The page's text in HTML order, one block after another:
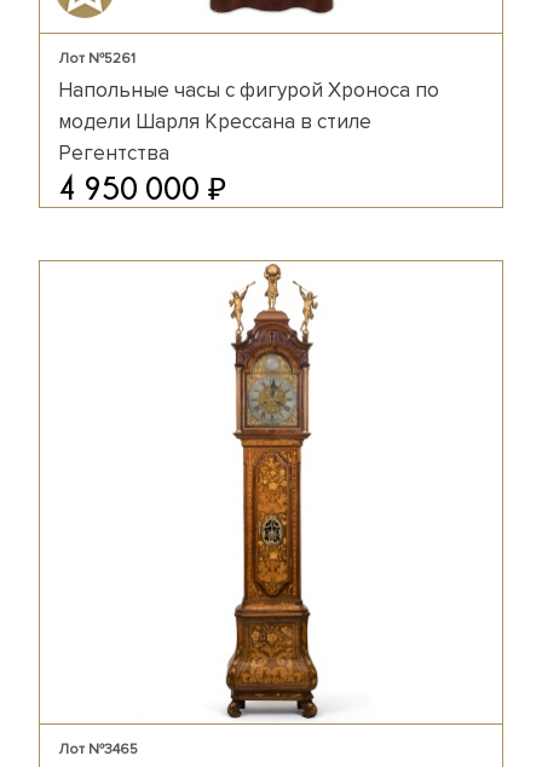
Лот №5261
Напольные часы с фигурой Хроноса по
модели Шарля Крессана в стиле
Регентства
4 950 000 ₽
Лот №3465